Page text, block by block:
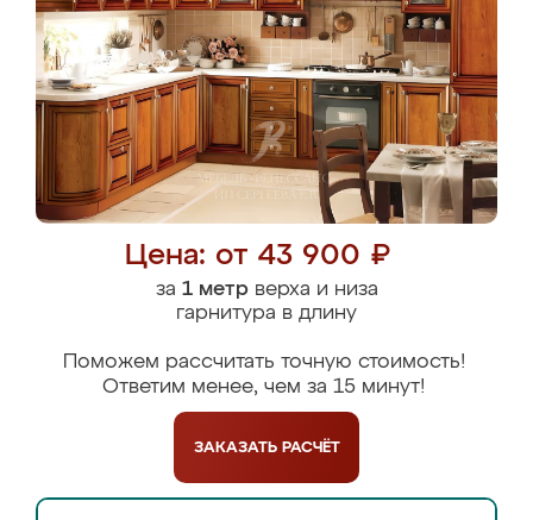
Цена: от 43 900 ₽
за 1 метрверха и низа
гарнитура в длину
Поможем рассчитать точную стоимость!
Ответим менее, чем за 15 минут!
ЗАКАЗАТЬ РАСЧЁТ